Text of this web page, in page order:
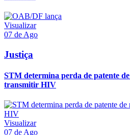
Visualizar
07 de Ago
Justiça
STM determina perda de patente
transmitir HIV
Visualizar
07 de Ago